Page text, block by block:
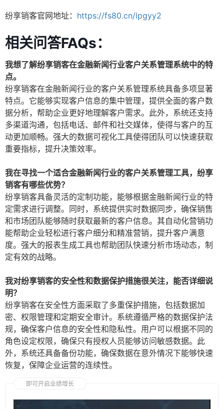
纷享销客官网地址： https://fs80.cn/lpgyy2
相关问答FAQs：
我想了解纷享销客在金融新闻行业客户关系管理系统中的特
点。
纷享销客在金融新闻行业的客户关系管理系统具备多项显著
特点。它能够实现客户信息的集中管理，提供全面的客户数
据分析，帮助企业更好地理解客户需求。此外，系统还支持
多渠道沟通，包括电话、邮件和社交媒体，使得与客户的互
动更加顺畅。强大的数据可视化工具使得团队可以快速获取
重要指标，提升决策效率。
我在寻找一个适合金融新闻行业的客户关系管理工具，纷享
销客有哪些优势？
纷享销客具备灵活的定制功能，能够根据金融新闻行业的特
定需求进行调整。同时，系统提供实时数据同步，确保销售
和市场团队能够随时获取最新的客户信息。其自动化营销功
能帮助企业轻松进行客户细分和精准营销，提升客户满意
度。强大的报表生成工具也帮助团队快速分析市场动态，制
定有效的战略。
我对纷享销客的安全性和数据保护措施很关注，能否详细说
明？
纷享销客在安全性方面采取了多重保护措施，包括数据加
密、权限管理和定期安全审计。系统遵循严格的数据保护法
规，确保客户信息的安全性和隐私性。用户可以根据不同的
角色设定权限，确保只有授权人员能够访问敏感数据。此
外，系统还具备备份功能，确保数据在意外情况下能够快速
恢复，保障企业运营的连续性。
即可开启业绩增长